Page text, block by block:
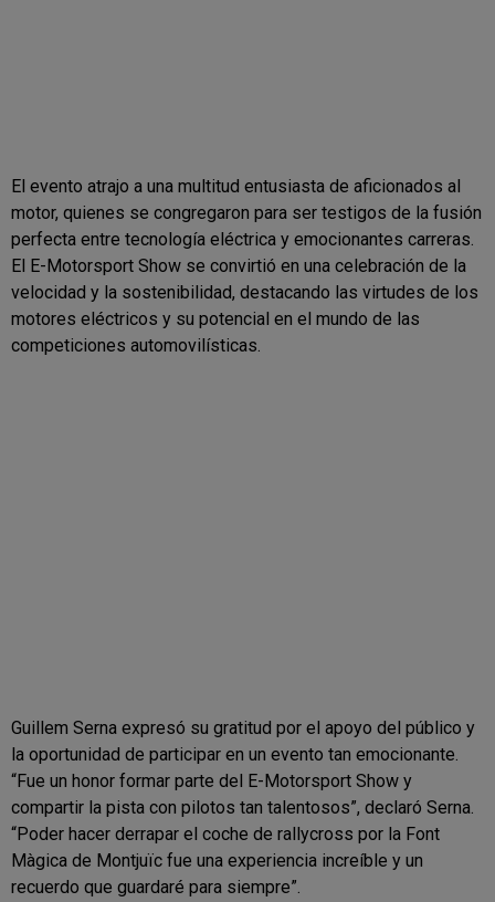
El evento atrajo a una multitud entusiasta de aficionados al
motor, quienes se congregaron para ser testigos de la fusión
perfecta entre tecnología eléctrica y emocionantes carreras.
El E-Motorsport Show se convirtió en una celebración de la
velocidad y la sostenibilidad, destacando las virtudes de los
motores eléctricos y su potencial en el mundo de las
competiciones automovilísticas.
Guillem Serna expresó su gratitud por el apoyo del público y
la oportunidad de participar en un evento tan emocionante.
“Fue un honor formar parte del E-Motorsport Show y
compartir la pista con pilotos tan talentosos”, declaró Serna.
“Poder hacer derrapar el coche de rallycross por la Font
Màgica de Montjuïc fue una experiencia increíble y un
recuerdo que guardaré para siempre”.